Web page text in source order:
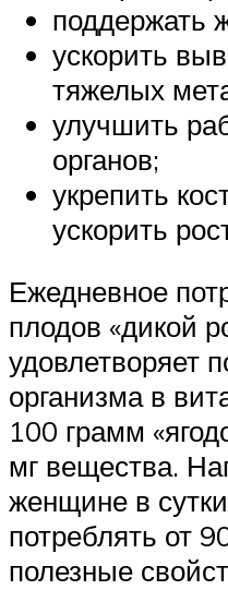
поддержать
ускорить
тяжелых
улучшить
органов;
укрепить
ускорить
Ежедневное
плодов «дикой
удовлетворяет
организма в
100 грамм
мг вещества.
женщине в
потреблять от
полезные